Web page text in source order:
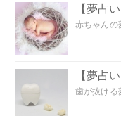
【夢占
赤ちゃんの
【夢占
歯が抜ける